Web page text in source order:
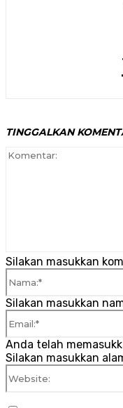
TINGGALKAN
Silakan masukkan
Silakan masukkan
Anda telah
Silakan masukkan